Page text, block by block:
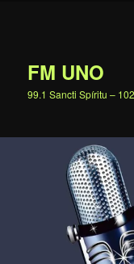
FM UNO
99.1 Sancti Spíritu –